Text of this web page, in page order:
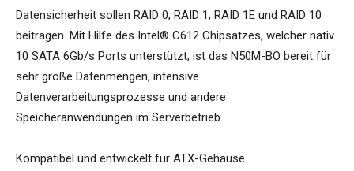
Datensicherheit sollen RAID 0, RAID 1, RAID 1E und RAID 10
beitragen. Mit Hilfe des Intel® C612 Chipsatzes, welcher nativ
10 SATA 6Gb/s Ports unterstützt, ist das N50M-BO bereit für
sehr große Datenmengen, intensive
Datenverarbeitungsprozesse und andere
Speicheranwendungen im Serverbetrieb.
Kompatibel und entwickelt für ATX-Gehäuse